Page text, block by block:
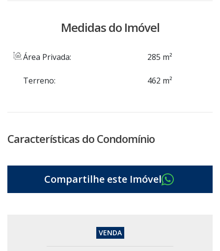
Medidas do Imóvel
Área Privada: 285 m²
Terreno: 462 m²
Características do Condomínio